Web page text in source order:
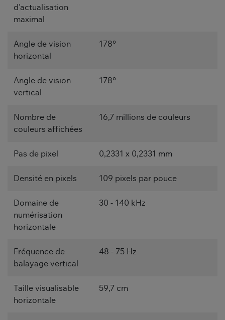
d'actualisation
maximal
Angle de vision
horizontal
178°
Angle de vision
vertical
178°
Nombre de
couleurs affichées
16,7 millions de couleurs
Pas de pixel 0,2331 x 0,2331 mm
Densité en pixels 109 pixels par pouce
Domaine de
numérisation
horizontale
30 - 140 kHz
Fréquence de
balayage vertical
48 - 75 Hz
Taille visualisable
horizontale
59,7 cm